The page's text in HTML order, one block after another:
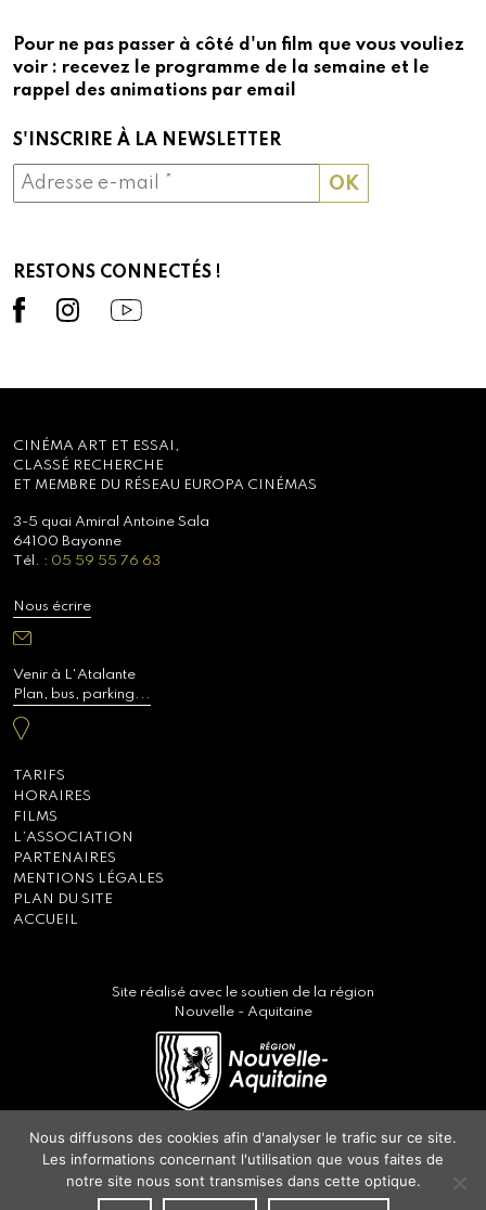
Pour ne pas passer à côté d'un film que vous vouliez
voir : recevez le programme de la semaine et le
rappel des animations par email
S'INSCRIRE À LA NEWSLETTER
RESTONS CONNECTÉS !
CINÉMA ART ET ESSAI,
CLASSÉ RECHERCHE
ET MEMBRE DU RÉSEAU EUROPA CINÉMAS
3-5 quai Amiral Antoine Sala
64100 Bayonne
Tél. : 05 59 55 76 63
Nous écrire
Venir à L'Atalante
Plan, bus, parking...
TARIFS
HORAIRES
FILMS
L’ASSOCIATION
PARTENAIRES
MENTIONS LÉGALES
PLAN DU SITE
ACCUEIL
Site réalisé avec le soutien de la région
Nouvelle - Aquitaine
Nous diffusons des cookies afin d'analyser le trafic sur ce site.
Les informations concernant l'utilisation que vous faites de
notre site nous sont transmises dans cette optique.